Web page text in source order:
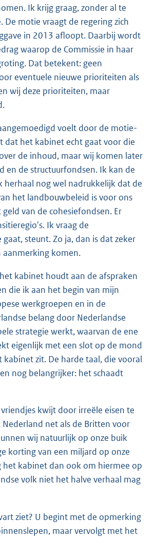
Ik krijg graag, zonder al te
motie vraagt de regering zich
in 2013 afloopt. Daarbij wordt
waarop de Commissie in haar
Dat betekent: geen
eventuele nieuwe prioriteiten als
wij deze prioriteiten, maar
voelt door de motie-
het kabinet echt gaat voor die
de inhoud, maar wij komen later
en de structuurfondsen. Ik kan de
herhaal nog wel nadrukkelijk dat de
het landbouwbeleid is voor ons
van de cohesiefondsen. Er
regio's. Ik vraag de
steunt. Zo ja, dan is dat zeker
aanmerking komen.
kabinet houdt aan de afspraken
die ik aan het begin van mijn
werkgroepen en in de
belang door Nederlandse
strategie werkt, waarvan de ene
eigenlijk met een slot op de mond
zit. De harde taal, die vooral
nog belangrijker: het schaadt
kwijt door irreële eisen te
net als de Britten voor
wij natuurlijk op onze buik
korting van een miljard op onze
het kabinet dan ook om hiermee op
volk niet het halve verhaal mag
ziet? U begint met de opmerking
maar vervolgt met het